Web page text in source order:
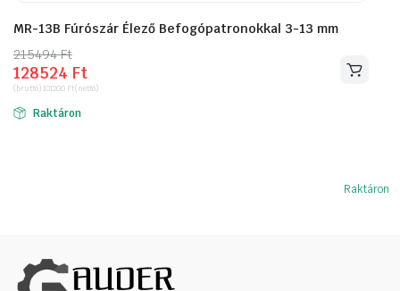
MR-13B Fúrószár Élező Befogópatronokkal 3-13 mm
215494Ft
Original
price
was:
215494 Ft.
128524 Ft
Current
price
is:
128524 Ft.
(bruttó)101200 Ft(nettó)
Raktáron
Raktáron